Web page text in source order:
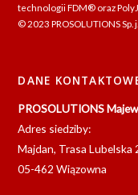
technologii FDM® oraz
© 2023 PROSOLUTIONS Sp. j.
DANE
PROSOLUTIONS
Adres siedziby:
Majdan, Trasa Lubelska
05-462 Wiązowna